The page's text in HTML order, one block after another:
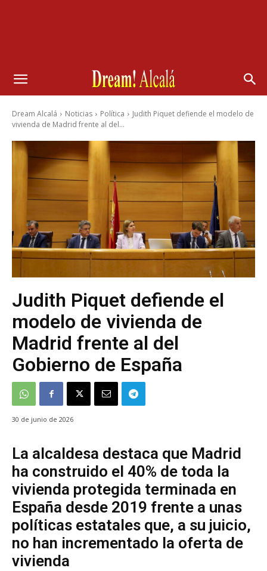
Dream Alcalá Noticias Política
Judith Piquet defiende el modelo de
vivienda de Madrid frente al del...
Judith Piquet defiende el
modelo de vivienda de
Madrid frente al del
Gobierno de España
30 de junio de 2026
La alcaldesa destaca que Madrid
ha construido el 40% de toda la
vivienda protegida terminada en
España desde 2019 frente a unas
políticas estatales que, a su juicio,
no han incrementado la oferta de
vivienda